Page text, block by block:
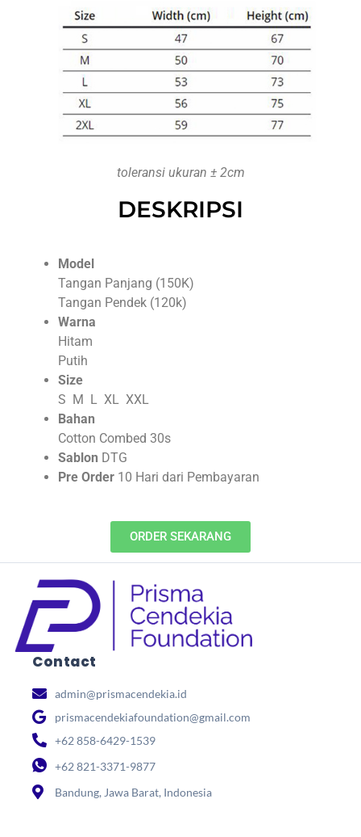
toleransi ukuran ± 2cm
DESKRIPSI
Model
Tangan Panjang (150K)
Tangan Pendek (120k)
Warna
Hitam
Putih
Size
S M L XL XXL
Bahan
Cotton Combed 30s
Sablon DTG
Pre Order 10 Hari dari Pembayaran
ORDER SEKARANG
Contact
admin@prismacendekia.id
prismacendekiafoundation@gmail.com
+62 858-6429-1539
+62 821-3371-9877
Bandung, Jawa Barat, Indonesia